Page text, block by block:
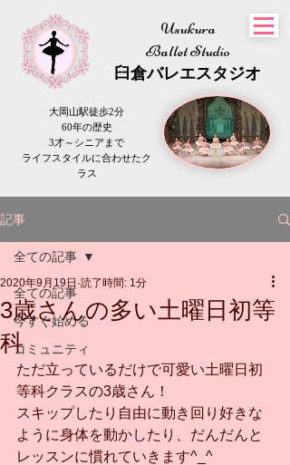
Usukura
Ballet Studio
​臼倉バレエスタジオ
大岡山駅徒歩2分
60年の歴史
3才～シニアまで
​ライフスタイルに合わせたク
ラス
記事
全ての記事
今すぐ始める
コミュニティ
全ての記事
3歳さんの多い土曜日初等
科
2020年9月19日 読了時間: 1分
ただ立っているだけで可愛い土曜日初
等科クラスの3歳さん！
スキップしたり自由に動き回り好きな
ように身体を動かしたり、だんだんと
レッスンに慣れていきます^_^